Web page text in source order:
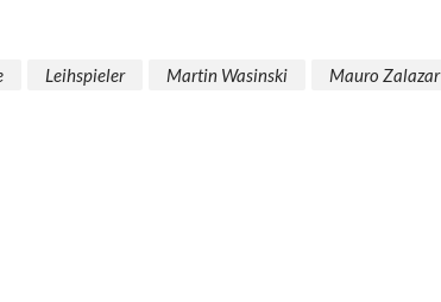
Leihspieler Martin Wasinski Mauro Zalazar